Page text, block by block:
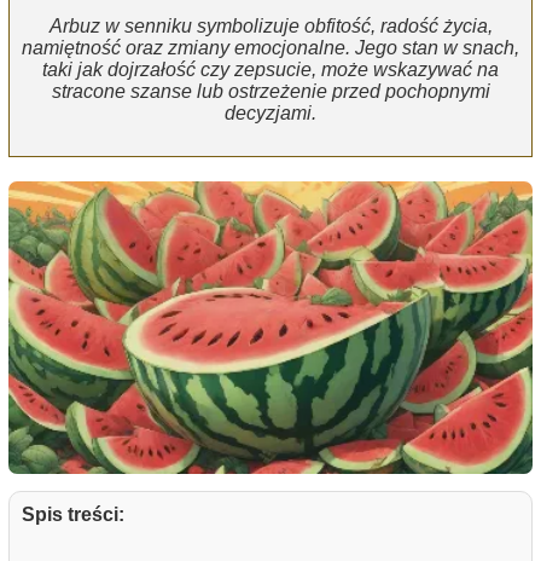
Arbuz w senniku symbolizuje obfitość, radość życia,
namiętność oraz zmiany emocjonalne. Jego stan w snach,
taki jak dojrzałość czy zepsucie, może wskazywać na
stracone szanse lub ostrzeżenie przed pochopnymi
decyzjami.
Spis treści: